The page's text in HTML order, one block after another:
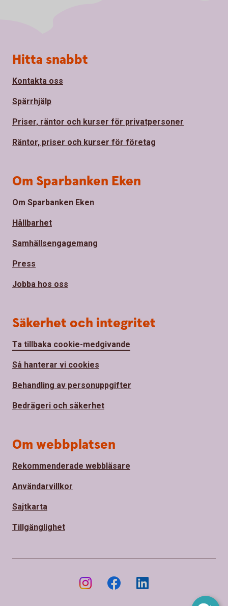
Sidfot
Hitta snabbt
Kontakta oss
Spärrhjälp
Priser, räntor och kurser för privatpersoner
Räntor, priser och kurser för företag
Om Sparbanken Eken
Om Sparbanken Eken
Hållbarhet
Samhällsengagemang
Press
Jobba hos oss
Säkerhet och integritet
Ta tillbaka cookie-medgivande
Så hanterar vi cookies
Behandling av personuppgifter
Bedrägeri och säkerhet
Om webbplatsen
Rekommenderade webbläsare
Användarvillkor
Sajtkarta
Tillgänglighet